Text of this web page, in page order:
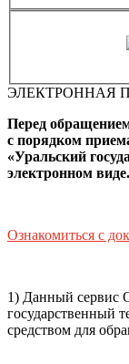
Вы бронируете
мобильный
Способ оплаты
Банковская карта
ЭЛЕКТРОННАЯ
Перед
с порядком
«Уральский
электронном виде.
Ознакомиться с
1) Данный сервис
государственный
средством для